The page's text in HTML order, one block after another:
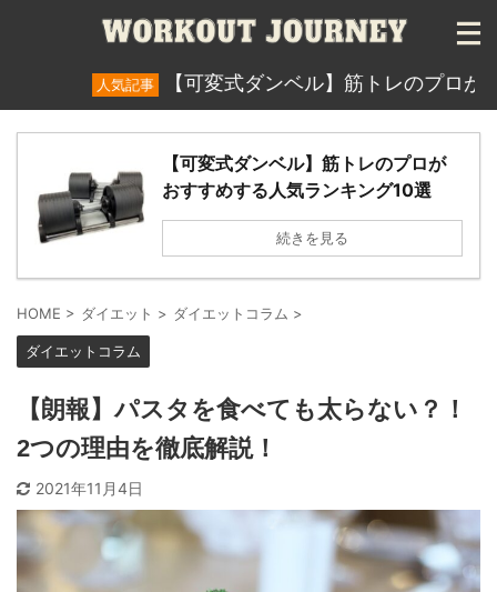
人気記事 【可変式ダンベル】筋トレのプロがおす
【可変式ダンベル】筋トレのプロが
おすすめする人気ランキング10選
続きを見る
HOME > ダイエット > ダイエットコラム >
ダイエットコラム
【朗報】パスタを食べても太らない？！
2つの理由を徹底解説！
2021年11月4日